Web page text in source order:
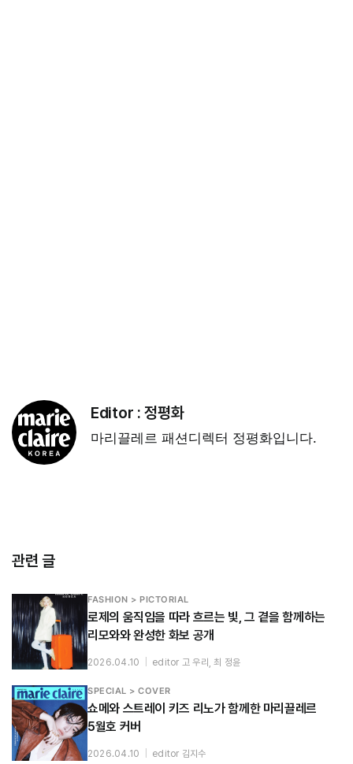
Editor :정평화
마리끌레르 패션디렉터 정평화입니다.
관련 글
FASHION > PICTORIAL
로제의 움직임을 따라 흐르는 빛, 그 곁을 함께하는
리모와와 완성한 화보 공개
2026.04.10 editor 고 우리, 최 정윤
SPECIAL > COVER
쇼메와 스트레이 키즈 리노가 함께한 마리끌레르
5월호 커버
2026.04.10 editor 김지수